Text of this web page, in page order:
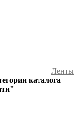
Ленты
каталога